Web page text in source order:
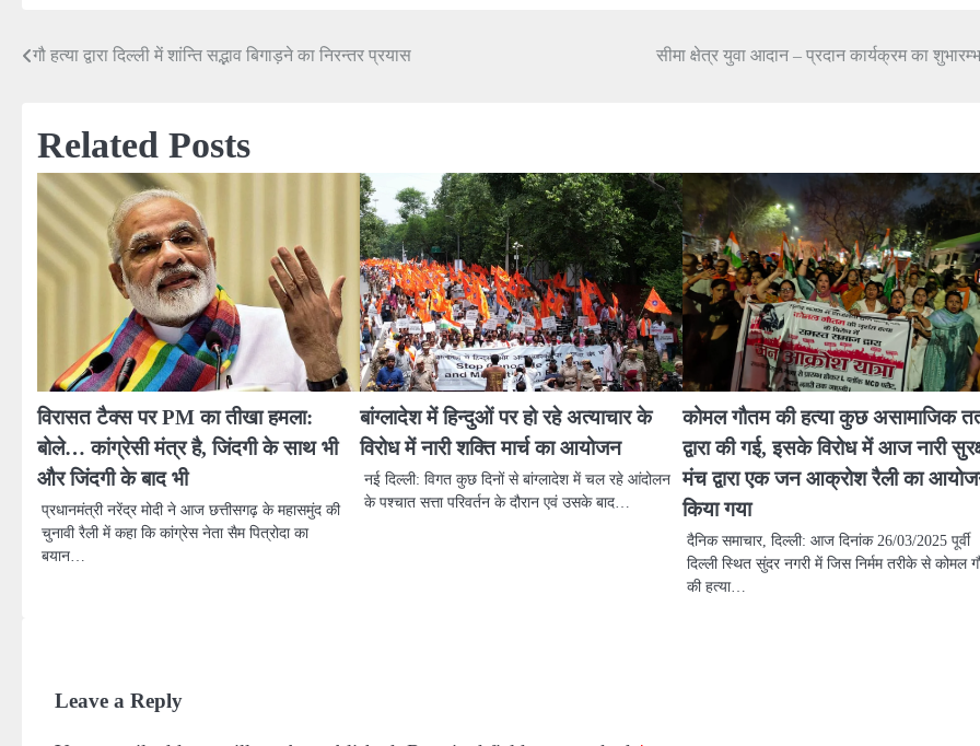
Post
गौ हत्या द्वारा दिल्ली में शांन्ति सद्भाव बिगाड़ने का निरन्तर प्रयास सीमा क्षेत्र युवा आदान – प्रदान कार्यक्रम का
Related Posts
विरासत टैक्स पर PM का तीखा हमला:
बोले… कांग्रेसी मंत्र है, जिंदगी के साथ भी
और जिंदगी के बाद भी
प्रधानमंत्री नरेंद्र मोदी ने आज छत्तीसगढ़ के महासमुंद की
चुनावी रैली में कहा कि कांग्रेस नेता सैम पित्रोदा का
बयान…
बांग्लादेश में हिन्दुओं पर हो रहे अत्याचार के
विरोध में नारी शक्ति मार्च का आयोजन
नई दिल्ली: विगत कुछ दिनों से बांग्लादेश में चल रहे आंदोलन
के पश्चात सत्ता परिवर्तन के दौरान एवं उसके बाद…
कोमल गौतम की हत्या कुछ असामाजिक
द्वारा की गई, इसके विरोध में आज नारी
मंच द्वारा एक जन आक्रोश रैली का
किया गया
दैनिक समाचार, दिल्ली: आज दिनांक 26/03/2025 पूर्वी
दिल्ली स्थित सुंदर नगरी में जिस निर्मम तरीके से कोमल
की हत्या…
Leave a Reply